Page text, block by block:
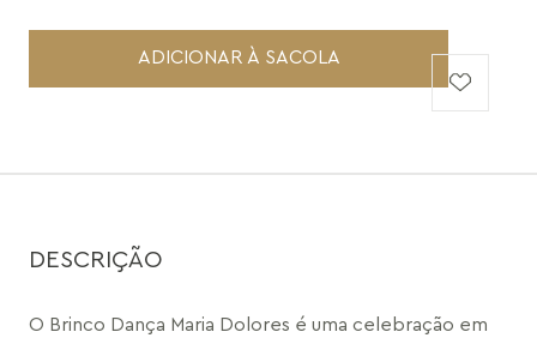
ADICIONAR À SACOLA
DESCRIÇÃO
O Brinco Dança Maria Dolores é uma celebração em